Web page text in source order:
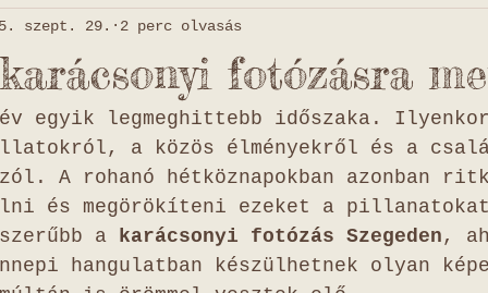
lifestyle xmas
fotózásra
szept. 29. 2 perc olvasás
egyik legmeghittebb időszaka.
a közös élményekről és a
A rohanó hétköznapokban azonban
és megörökíteni ezeket a
a karácsonyi fotózás Szegeden ,
hangulatban készülhetnek olyan